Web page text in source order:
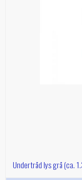
Undertråd lys grå (ca.